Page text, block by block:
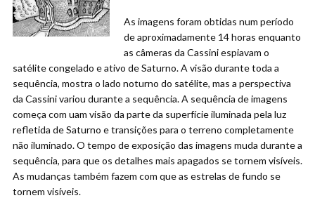
As imagens foram obtidas num período
de aproximadamente 14 horas enquanto
as câmeras da Cassini espiavam o
satélite congelado e ativo de Saturno. A visão durante toda a
sequência, mostra o lado noturno do satélite, mas a perspectiva
da Cassini variou durante a sequência. A sequência de imagens
começa com uam visão da parte da superfície iluminada pela luz
refletida de Saturno e transições para o terreno completamente
não iluminado. O tempo de exposição das imagens muda durante a
sequência, para que os detalhes mais apagados se tornem visíveis.
As mudanças também fazem com que as estrelas de fundo se
tornem visíveis.